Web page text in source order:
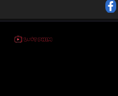
Yêu